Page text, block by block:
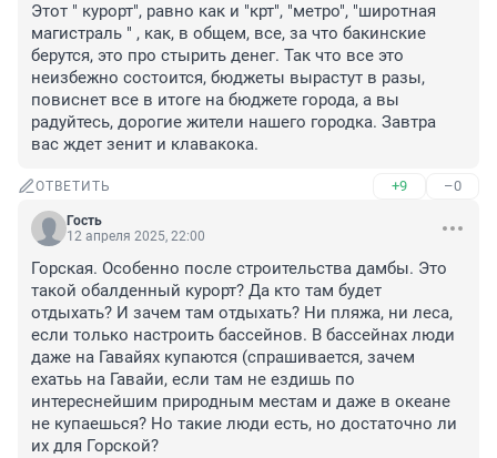
Этот " курорт", равно как и "крт", "метро", "широтная
магистраль " , как, в общем, все, за что бакинские
берутся, это про стырить денег. Так что все это
неизбежно состоится, бюджеты вырастут в разы,
повиснет все в итоге на бюджете города, а вы
радуйтесь, дорогие жители нашего городка. Завтра
вас ждет зенит и клавакока.
ОТВЕТИТЬ +9 –0
Гость
12 апреля 2025, 22:00
Горская. Особенно после строительства дамбы. Это
такой обалденный курорт? Да кто там будет
отдыхать? И зачем там отдыхать? Ни пляжа, ни леса,
если только настроить бассейнов. В бассейнах люди
даже на Гавайях купаются (спрашивается, зачем
ехатьь на Гавайи, если там не ездишь по
интереснейшим природным местам и даже в океане
не купаешься? Но такие люди есть, но достаточно ли
их для Горской?